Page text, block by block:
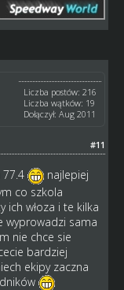
Liczba postów: 216
Liczba wątków: 19
Dołączył: Aug 2011
#11
najlepiej
co szkola
ich włoza i te kilka
wyprowadzi sama
nie chce sie
bardziej
ekipy zaczna